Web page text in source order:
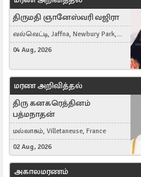
திருமதி ஞானேஸ்வரி வஜிரா
வல்வெட்டி, Jaffna, Newbury Park,
United Kingdom
04 Aug, 2026
மரண அறிவித்தல்
திரு கனகரெத்தினம்
பத்மநாதன்
மல்லாகம், Villetaneuse, France
02 Aug, 2026
அகாலமரணம்